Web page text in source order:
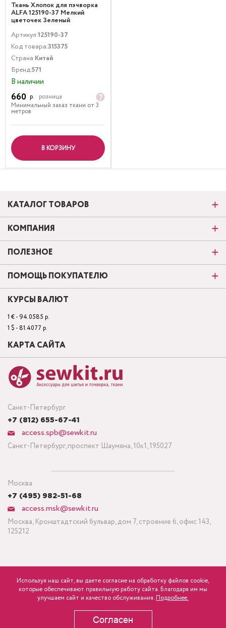
розница Минимальный заказ ткани от 3 метров
В КОРЗИНУ
Ткань Хлопок для пэчворка
ALFA 125190-37 Мелкий
цветочек Зеленый
Артикул:125190-37
Код товара:315375
Страна:Китай
Бренд:571
В наличии
660 р.
розница
Минимальный заказ ткани от 3
метров
В КОРЗИНУ
Санкт-Петербург
+7 (812) 655-67-41
access.spb@sewkit.ru
Санкт-Петербург, проспект Шаумяна, 10к1, 195027
Москва
+7 (495) 982-51-68
access.msk@sewkit.ru
Москва, Кронштадтский бульвар, дом 7, строение 6, офис 143,
125212
КАТАЛОГ ТОВАРОВ
КОМПАНИЯ
ПОЛЕЗНОЕ
ПОМОЩЬ ПОКУПАТЕЛЮ
КУРСЫ ВАЛЮТ
1 € - 94.0585 р.
1 $ - 81.4077 р.
КАРТА САЙТА
Copyright © 1995-2026 SEWKIT.RU
Политика конфиденциальности
ПОДПИСАТЬСЯ НА НОВОСТИ
Используя наш сайт, вы даете согласие на обработку файлов cookie,
которые обеспечивают правильную работу сайта. Благодаря им мы
улучшаем сайт и качество обслуживания. Подробнее.
Согласен